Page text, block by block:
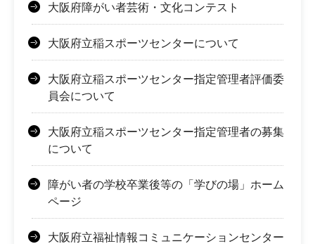
大阪府障がい者芸術・文化コンテスト
大阪府立稲スポーツセンターについて
大阪府立稲スポーツセンター指定管理者評価委
員会について
大阪府立稲スポーツセンター指定管理者の募集
について
障がい者の学校卒業後等の「学びの場」ホーム
ページ
大阪府立福祉情報コミュニケーションセンター